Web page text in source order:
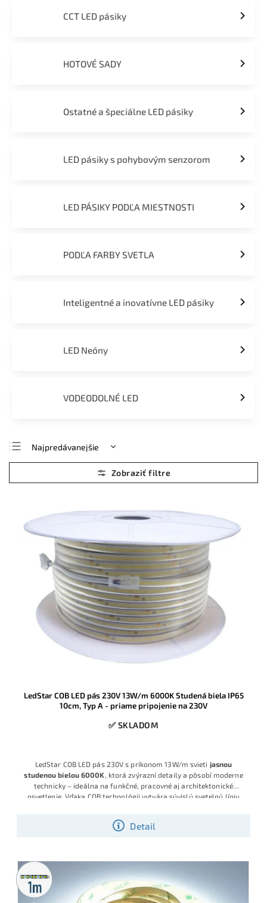
CCT LED pásiky
HOTOVÉ SADY
Ostatné a špeciálne LED pásiky
LED pásiky s pohybovým senzorom
LED PÁSIKY PODĽA MIESTNOSTI
PODĽA FARBY SVETLA
Inteligentné a inovatívne LED pásiky
LED Neóny
VODEODOLNÉ LED
Najpredávanejšie
Najlacnejšie
Najdrahšie
LedStar COB LED pás 230V 13W/m 6000K Studená biela IP65
10cm, Typ A - priame pripojenie na 230V
✅ SKLADOM
Detail
LedStar COB LED pás 230V s príkonom 13W/m svieti jasnou
studenou bielou 6000K , ktorá zvýrazní detaily a pôsobí moderne
technicky – ideálna na funkčné, pracovné aj architektonické
osvetlenie. Vďaka COB technológii vytvára súvislú svetelnú líniu
10 cm, takže dĺžku vieš presne prispôsobiť projektu.
Metrážny
predaj